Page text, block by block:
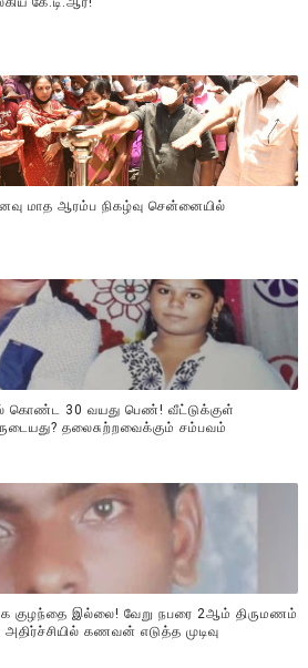
மாத ஆரம்ப நிகழ்வு சென்னையில்
கொண்ட 30 வயது பெண்! வீட்டுக்குள்
தலைசுற்றவைக்கும் சம்பவம்
குழந்தை இல்லை! வேறு நபரை 2ஆம் திருமணம்
கணவன் எடுத்த முடிவு